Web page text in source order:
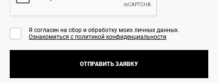
Я согласен на сбор и обработку моих личных данных.
Ознакомиться с политикой конфиденциальности
ОТПРАВИТЬ ЗАЯВКУ